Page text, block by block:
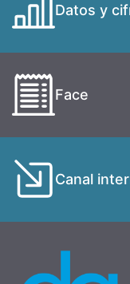
Datos y
Face
Canal